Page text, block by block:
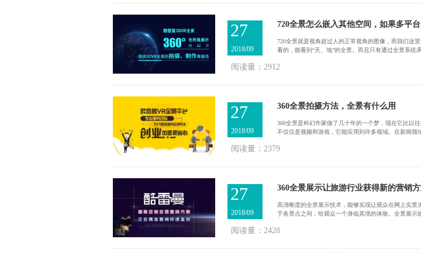
720全景怎么嵌入其他空间，如果多平
720全景就是视角超过人的正常视角的图像，而我们这
看的，能看到“天、地”的全景。而且只有通过全景系统
阅读量：2912
27
2018/09
360全景拍摄方法，全景有什么用
360全景是科幻作家做了几十年的一个梦，现在它比以
不仅仅是视频和游戏，它能应用到许多领域。在新闻领
阅读量：2379
27
2018/09
360全景展示让旅游行业获得新的营销
高清晰度的全景展示技术，能够实现让观众在网上实
于各景点之间，给观众一个身临其境的体验。全景展示
阅读量：2428
27
2018/09